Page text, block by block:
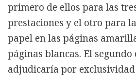
primero de ellos para las
prestaciones y el otro para
papel en las páginas
páginas blancas. El segundo
adjudicaría por